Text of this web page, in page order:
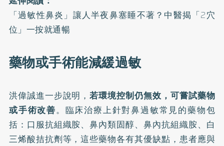
「過敏性鼻炎」讓人半夜鼻塞睡不著？中醫揭「2穴
位」一按就通暢
藥物或手術能減緩過敏
洪偉誠進一步說明，若環境控制仍無效，可嘗試藥物
或手術改善。臨床治療上針對鼻過敏常見的藥物包
括：口服抗組織胺、鼻內類固醇、鼻內抗組織胺、白
三烯酸拮抗劑等，這些藥物各有其優缺點，患者應與